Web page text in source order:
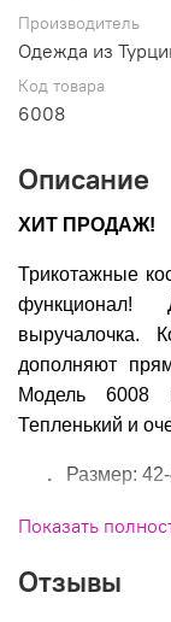
Производитель
Одежда из
Код товара
6008
Описание
ХИТ ПРОДАЖ!
Трикотажные
функционал!
выручалочка.
дополняют
Модель 6008
Тепленький и
. Размер:
.
Состав:
Показать
Отзывы